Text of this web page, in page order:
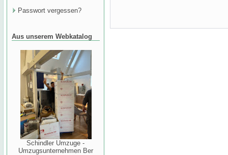
Passwort vergessen?
Aus unserem Webkatalog
Schindler Umzuge -
Umzugsunternehmen Ber